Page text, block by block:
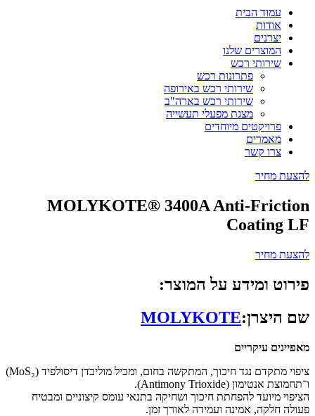
עמוד הבית
אודות
יצרנים
המוצרים שלנו
שירותי רכש
פתרונות רכש
שירותי רכש באירופה
שירותי רכש בארה"ב
מצגת מפעלי תעשייה
פרויקטים מיוחדים
מאמרים
צרו קשר
להצעת מחיר
MOLYKOTE® 3400A Anti-Friction
Coating LF
להצעת מחיר
פירוט ומידע על המוצר:
שם היצרן:MOLYKOTE
מאפיינים עיקריים
ציפוי מתקדם נגד חיכוך, המתקשה בחום, ומכיל מוליבדן דיסולפיד (MoS₂)
ו־תחמוצת אנטימון (Antimony Trioxide).
הציפוי מיועד להפחתת חיכוך ושחיקה בתנאי עומס קיצוניים ומבטיח
פעולה חלקה, אמינה ועמידה לאורך זמן.